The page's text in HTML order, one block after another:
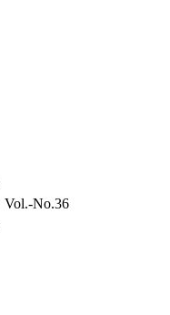
Vol.-No.36